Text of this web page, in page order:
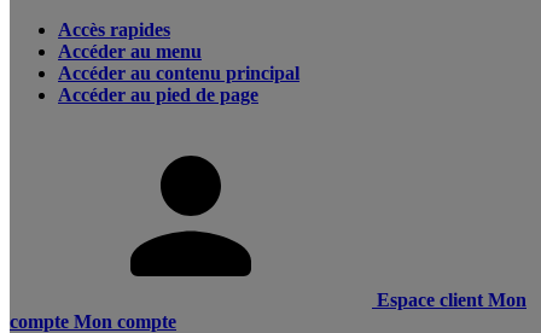
Accès rapides
Accéder au menu
Accéder au contenu principal
Accéder au pied de page
Espace client Mon
compte Mon compte